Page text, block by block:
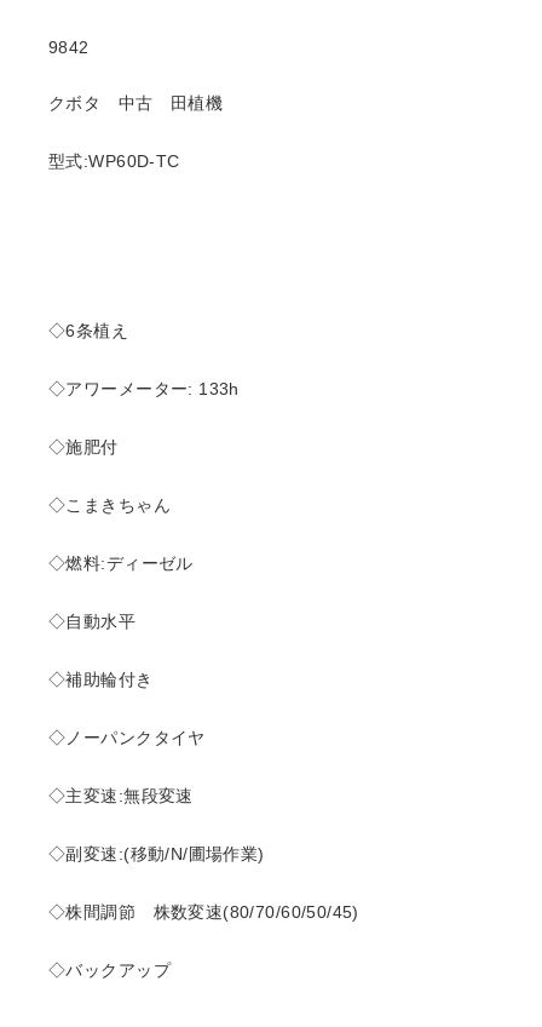
9842
クボタ 中古 田植機
型式:WP60D-TC
◇6条植え
◇アワーメーター: 133h
◇施肥付
◇こまきちゃん
◇燃料:ディーゼル
◇自動水平
◇補助輪付き
◇ノーパンクタイヤ
◇主変速:無段変速
◇副変速:(移動/N/圃場作業)
◇株間調節 株数変速(80/70/60/50/45)
◇バックアップ